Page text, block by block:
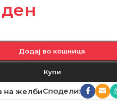
ден
Додај во кошница
Купи
на желбиСподели: